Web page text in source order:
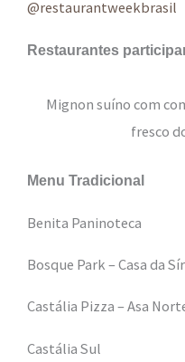
@restaurantweekbrasil
Restaurantes
Mignon suíno com
fresco
Menu Tradicional
Benita Paninoteca
Bosque Park – Casa da
Castália Pizza – Asa
Castália Sul